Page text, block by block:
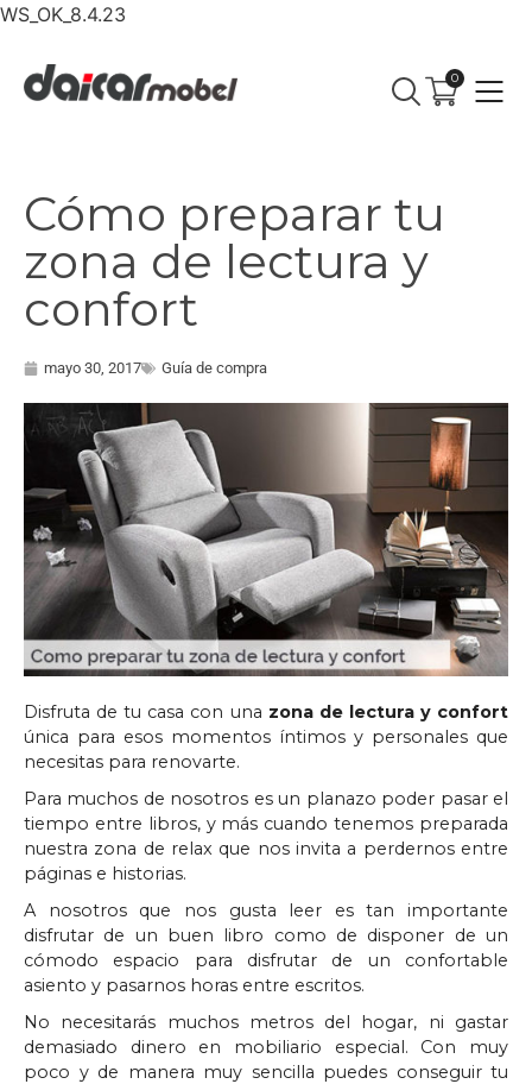
WS_OK_8.4.23
0
Cómo preparar tu
zona de lectura y
confort
mayo 30, 2017 Guía de compra
Disfruta de tu casa con una zona de lectura y confort
única para esos momentos íntimos y personales que
necesitas para renovarte.
Para muchos de nosotros es un planazo poder pasar el
tiempo entre libros, y más cuando tenemos preparada
nuestra zona de relax que nos invita a perdernos entre
páginas e historias.
A nosotros que nos gusta leer es tan importante
disfrutar de un buen libro como de disponer de un
cómodo espacio para disfrutar de un confortable
asiento y pasarnos horas entre escritos.
No necesitarás muchos metros del hogar, ni gastar
demasiado dinero en mobiliario especial. Con muy
poco y de manera muy sencilla puedes conseguir tu